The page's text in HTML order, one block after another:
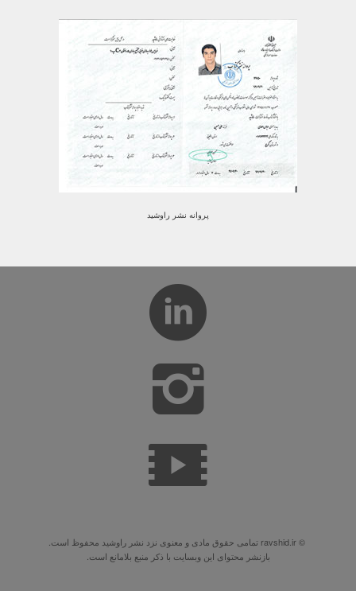
پروانه نشر راوشید
© ravshid.ir تمامی حقوق مادی و معنوی نزد نشر راوشید محفوظ است.
بازنشر محتوای این وبسایت با ذکر منبع بلامانع است.